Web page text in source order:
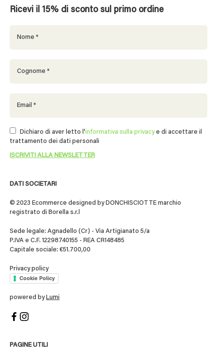
DATI SOCIETARI
© 2023 Ecommerce designed by DONCHISCIOTTE marchio
registrato di Borella s.r.l
Sede legale: Agnadello (Cr) - Via Artigianato 5/a
P.IVA e C.F. 12298740155 - REA CR148485
Capitale sociale: €51.700,00
Privacy policy
Cookie Policy
powered by Lumi
PAGINE UTILI
Ricevi il 15% di sconto sul primo ordine
Dichiaro di aver letto l'informativa sulla privacye di accettare il
trattamento dei dati personali